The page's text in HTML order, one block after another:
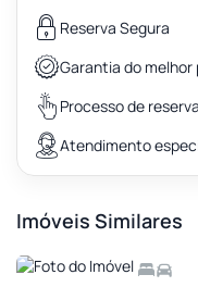
Reserva Segura
Garantia do melhor
Processo de
Atendimento
Imóveis Similares